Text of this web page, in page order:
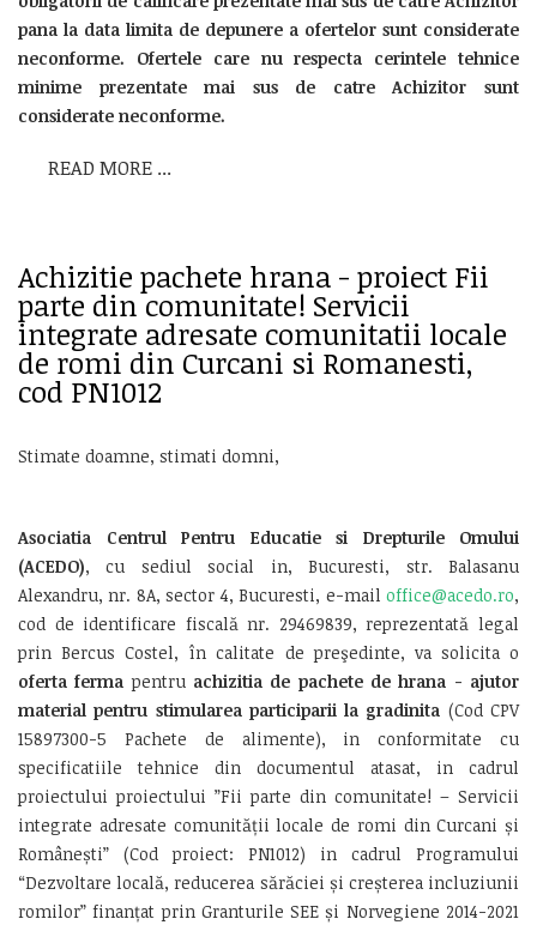
pana la data limita de depunere a ofertelor sunt considerate
neconforme. Ofertele care nu respecta cerintele tehnice
minime prezentate mai sus de catre Achizitor sunt
considerate neconforme.
READ MORE ...
Achizitie pachete hrana - proiect Fii
parte din comunitate! Servicii
integrate adresate comunitatii locale
de romi din Curcani si Romanesti,
cod PN1012
Stimate doamne, stimati domni,
Asociatia Centrul Pentru Educatie si Drepturile Omului
(ACEDO), cu sediul social in, Bucuresti, str. Balasanu
Alexandru, nr. 8A, sector 4, Bucuresti, e-mail office@acedo.ro,
cod de identificare fiscală nr. 29469839, reprezentată legal
prin Bercus Costel, în calitate de preşedinte, va solicita o
oferta ferma pentru achizitia de pachete de hrana - ajutor
material pentru stimularea participarii la gradinita (Cod CPV
15897300-5 Pachete de alimente), in conformitate cu
specificatiile tehnice din documentul atasat, in cadrul
proiectului proiectului ”Fii parte din comunitate! – Servicii
integrate adresate comunității locale de romi din Curcani și
Românești” (Cod proiect: PN1012) in cadrul Programului
“Dezvoltare locală, reducerea sărăciei și creșterea incluziunii
romilor” finanțat prin Granturile SEE și Norvegiene 2014-2021